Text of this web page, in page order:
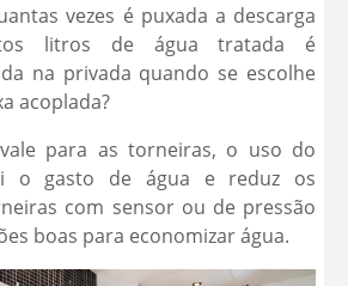
vezes é puxada a descarga
litros de água tratada é
na privada quando se escolhe
acoplada?
para as torneiras, o uso do
o gasto de água e reduz os
com sensor ou de pressão
boas para economizar água.